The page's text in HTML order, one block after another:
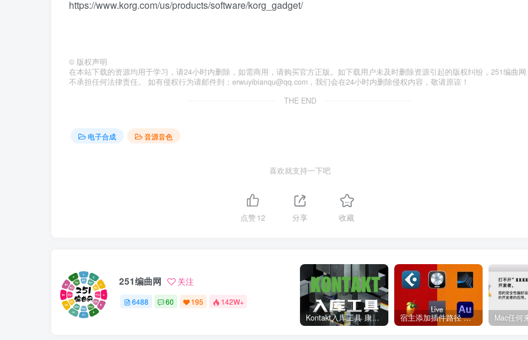
https://www.korg.com/us/products/software/korg_gadget/
© 版权声明
在本站下载的资源均用于学习，请24小时内删除，如需商用，请购买官方正版。如下载用户未及时删除资源引起的版权纠纷，251编曲网
不承担任何法律责任。 如有侵权行为请邮件到：erwuyibianqu@qq.com，我们会在24小时内删除侵权内容，敬请原谅！
THE END
电子合成 音源音色
喜欢就支持一下吧
点赞12 分享 收藏
251编曲网 关注
6488 60 195 142W+
Kontakt入库工具 康泰克入库教程 宿主添加插件路径 插件路径设置 VSTPlugins路径